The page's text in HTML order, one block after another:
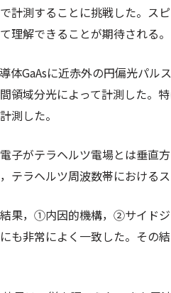
計測することに挑戦した。ス
理解できることが期待される。
体GaAsに近赤外の円偏光パル
領域分光によって計測した。
測した。
子がテラヘルツ電場とは垂直
テラヘルツ周波数帯における
果，①内因的機構，②サイド
も非常によく一致した。その